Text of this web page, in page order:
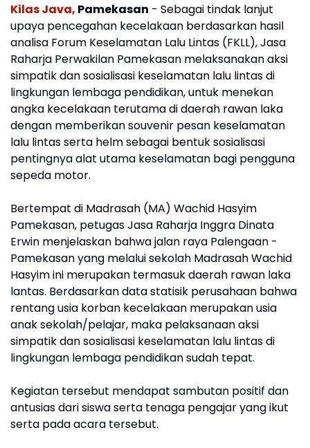
Kilas Java, Pamekasan - Sebagai tindak lanjut
upaya pencegahan kecelakaan berdasarkan hasil
analisa Forum Keselamatan Lalu Lintas (FKLL), Jasa
Raharja Perwakilan Pamekasan melaksanakan aksi
simpatik dan sosialisasi keselamatan lalu lintas di
lingkungan lembaga pendidikan, untuk menekan
angka kecelakaan terutama di daerah rawan laka
dengan memberikan souvenir pesan keselamatan
lalu lintas serta helm sebagai bentuk sosialisasi
pentingnya alat utama keselamatan bagi pengguna
sepeda motor.
Bertempat di Madrasah (MA) Wachid Hasyim
Pamekasan, petugas Jasa Raharja Inggra Dinata
Erwin menjelaskan bahwa jalan raya Palengaan -
Pamekasan yang melalui sekolah Madrasah Wachid
Hasyim ini merupakan termasuk daerah rawan laka
lantas. Berdasarkan data statisik perusahaan bahwa
rentang usia korban kecelakaan merupakan usia
anak sekolah/pelajar, maka pelaksanaan aksi
simpatik dan sosialisasi keselamatan lalu lintas di
lingkungan lembaga pendidikan sudah tepat.
Kegiatan tersebut mendapat sambutan positif dan
antusias dari siswa serta tenaga pengajar yang ikut
serta pada acara tersebut.